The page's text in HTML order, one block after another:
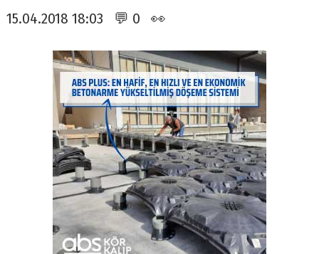
15.04.2018 18:03 💬 0 👀